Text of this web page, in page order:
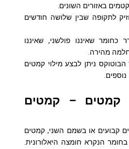
באזורים השונים.
לתקופה שבין שלושה חודשים
כחומר שאיננו פולשני, שאיננו
מהירה.
ניתן לבצע מילוי קמטים
קמטים – קמטים
קבועים או בשמם השני, קמטים
הנקרא חומצה היאלורונית.